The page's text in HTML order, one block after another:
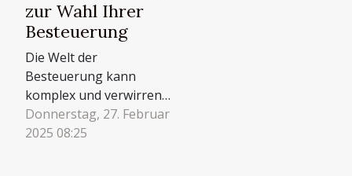
zur Wahl Ihrer
Besteuerung
Die Welt der
Besteuerung kann
komplex und verwirrend
sein, gerade wenn es
darum geht, als
Donnerstag, 27. Februar
2025 08:25